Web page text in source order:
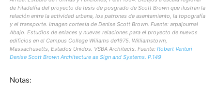
de Filadelfia del proyecto de tesis de posgrado de Scott Brown que ilustran la
relación entre la actividad urbana, los patrones de asentamiento, la topografía
y el transporte. Imagen cortesía de Denise Scott Brown. Fuente: arpajournal
Abajo. Estudios de enlaces y nuevas relaciones para el proyecto de nuevos
edificios en el Campus College Wiliams de1975. Williamstown,
Massachusetts, Estados Unidos. VSBA Architects. Fuente: Robert Venturi
Denise Scott Brown Architecture as Sign and Systems. P.149
Notas: